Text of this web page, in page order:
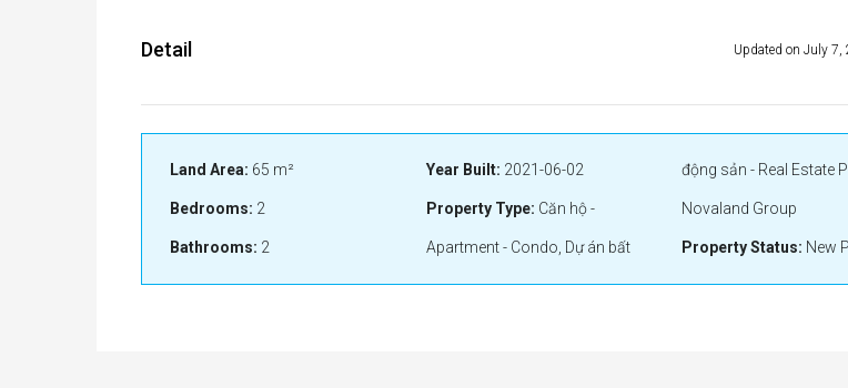
Detail Updated on July
Land Area: 65 m²
Bedrooms: 2
Bathrooms: 2
Year Built: 2021-06-02
Property Type: Căn hộ -
Apartment - Condo, Dự án bất
động sản - Real Estate
Novaland Group
Property Status: New